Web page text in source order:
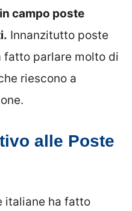
campo poste
Innanzitutto poste
fatto parlare molto di
riescono a
alle Poste
italiane ha fatto